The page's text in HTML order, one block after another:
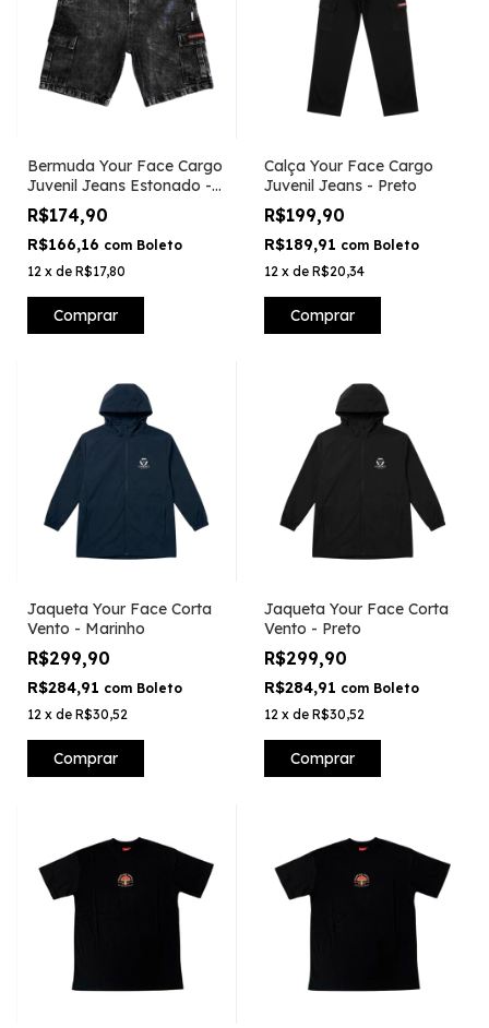
Bermuda Your Face Cargo
Juvenil Jeans Estonado -
Preto
R$174,90
R$166,16 com Boleto
12 x de R$17,80
Comprar
Calça Your Face Cargo
Juvenil Jeans - Preto
R$199,90
R$189,91 com Boleto
12 x de R$20,34
Comprar
Jaqueta Your Face Corta
Vento - Marinho
R$299,90
R$284,91 com Boleto
12 x de R$30,52
Comprar
Jaqueta Your Face Corta
Vento - Preto
R$299,90
R$284,91 com Boleto
12 x de R$30,52
Comprar